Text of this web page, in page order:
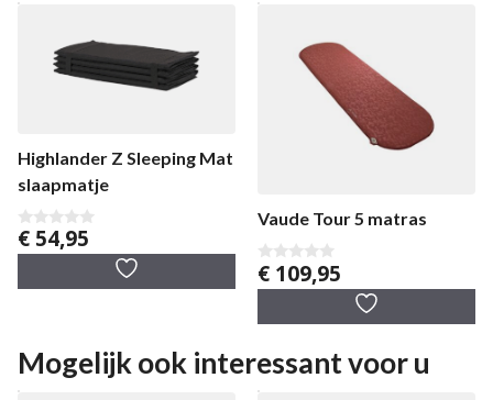
Highlander Z Sleeping Mat
slaapmatje
0
v
€ 54,95
Vaude Tour 5 matras
0
v
5
€ 109,95
Mogelijk ook interessant voor u